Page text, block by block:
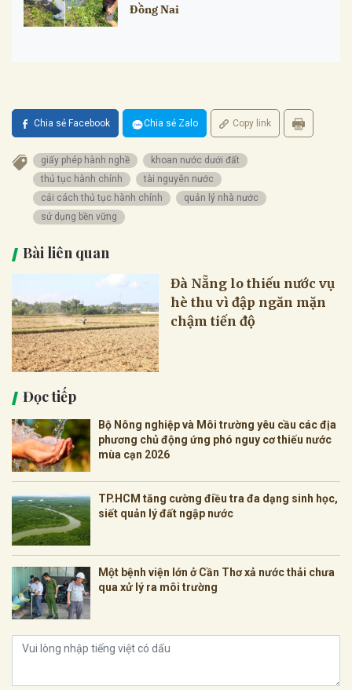
Đồng Nai
Chia sẻ Facebook Chia sẻ Zalo Copy link
giấy phép hành nghề
khoan nước dưới đất
thủ tục hành chính
tài nguyên nước
cải cách thủ tục hành chính
quản lý nhà nước
sử dụng bền vững
Bài liên quan
Đà Nẵng lo thiếu nước vụ
hè thu vì đập ngăn mặn
chậm tiến độ
Đọc tiếp
Bộ Nông nghiệp và Môi trường yêu cầu các địa
phương chủ động ứng phó nguy cơ thiếu nước
mùa cạn 2026
TP.HCM tăng cường điều tra đa dạng sinh học,
siết quản lý đất ngập nước
Một bệnh viện lớn ở Cần Thơ xả nước thải chưa
qua xử lý ra môi trường